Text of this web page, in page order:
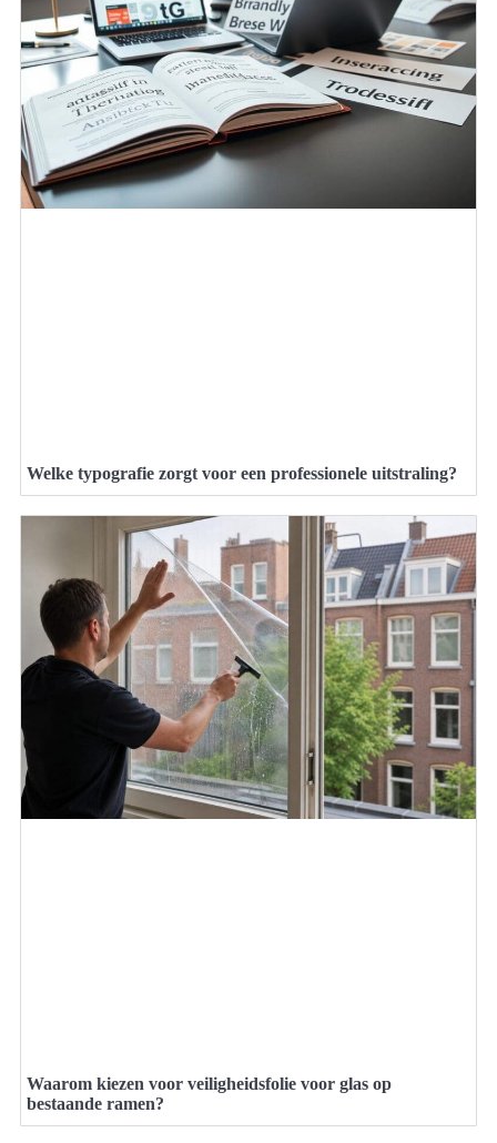
Welke typografie zorgt voor een professionele uitstraling?
Waarom kiezen voor veiligheidsfolie voor glas op
bestaande ramen?